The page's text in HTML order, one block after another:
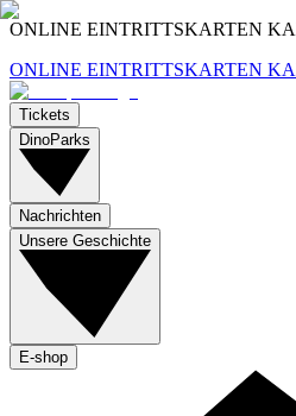
ONLINE EINTRITTSKARTEN
ONLINE EINTRITTSKARTEN
Tickets
DinoParks
Nachrichten
Unsere Geschichte
E-shop